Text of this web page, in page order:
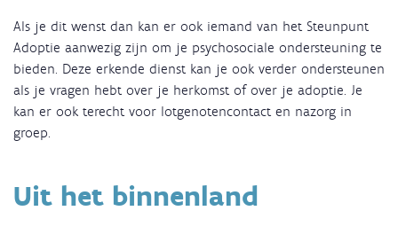
Als je dit wenst dan kan er ook iemand van het Steunpunt
Adoptie aanwezig zijn om je psychosociale ondersteuning te
bieden. Deze erkende dienst kan je ook verder ondersteunen
als je vragen hebt over je herkomst of over je adoptie. Je
kan er ook terecht voor lotgenotencontact en nazorg in
groep.
Uit het binnenland